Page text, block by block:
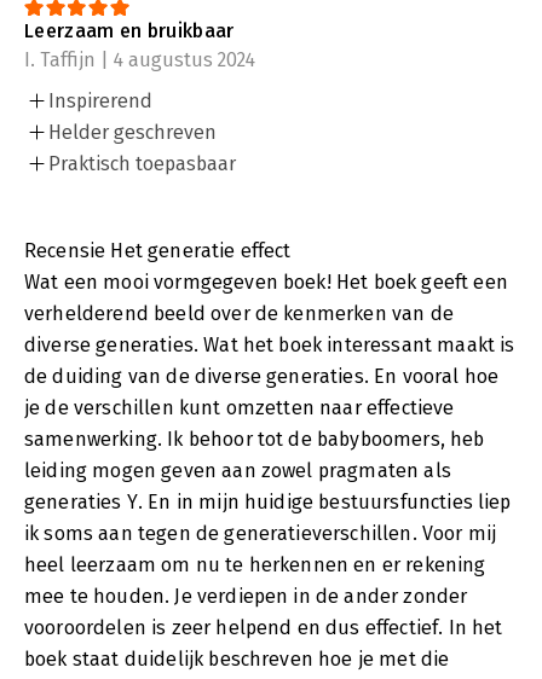
Leerzaam en bruikbaar
I. Taffijn | 4 augustus 2024
Inspirerend
Helder geschreven
Praktisch toepasbaar
Recensie Het generatie effect
Wat een mooi vormgegeven boek! Het boek geeft een
verhelderend beeld over de kenmerken van de
diverse generaties. Wat het boek interessant maakt is
de duiding van de diverse generaties. En vooral hoe
je de verschillen kunt omzetten naar effectieve
samenwerking. Ik behoor tot de babyboomers, heb
leiding mogen geven aan zowel pragmaten als
generaties Y. En in mijn huidige bestuursfuncties liep
ik soms aan tegen de generatieverschillen. Voor mij
heel leerzaam om nu te herkennen en er rekening
mee te houden. Je verdiepen in de ander zonder
vooroordelen is zeer helpend en dus effectief. In het
boek staat duidelijk beschreven hoe je met die